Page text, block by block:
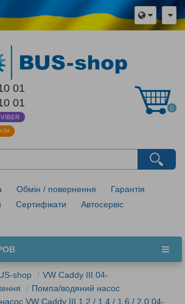
01
01
0
Обмін / повернення
Гарантія
Сертифікати
Автосервіс
shop
VW Caddy III 04-
Помпа/водяний насос
VW Caddy III 1.2 / 1.4 / 1.6 / 2.0 04-
×
будь ласка мову магазину
Українська
Закрити